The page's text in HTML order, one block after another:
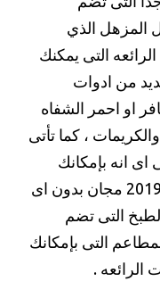
المزهل الذي
التى يمكنك
من ادوات
او احمر الشفاه
، كما تأتى
اى انه بإمكانك
اللعب وتحميل العاب بنات جديدة 2019 مجان بدون اى
التى تضم
التى بإمكانك
الرائعه .